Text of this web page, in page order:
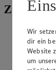
Für die
eine
Wasser
Wir
dir ein
Website
um